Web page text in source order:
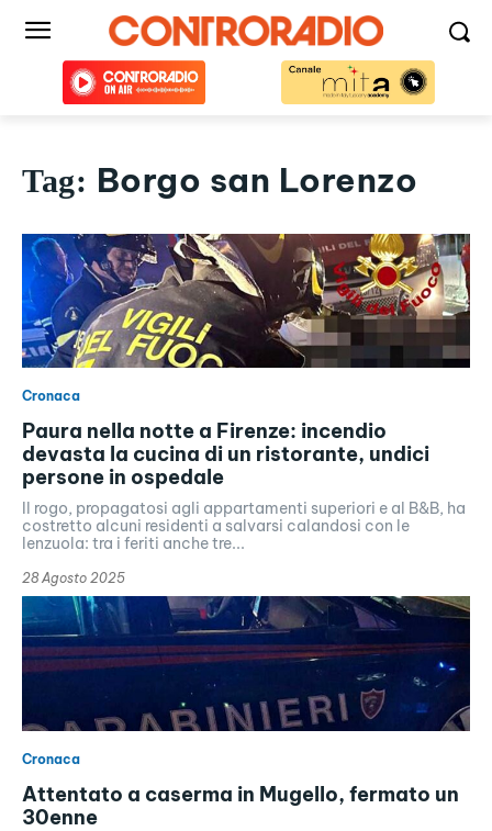
Tag: Borgo san Lorenzo
Cronaca
Paura nella notte a Firenze: incendio
devasta la cucina di un ristorante, undici
persone in ospedale
Il rogo, propagatosi agli appartamenti superiori e al B&B, ha
costretto alcuni residenti a salvarsi calandosi con le
lenzuola: tra i feriti anche tre...
28 Agosto 2025
Cronaca
Attentato a caserma in Mugello, fermato un
30enne